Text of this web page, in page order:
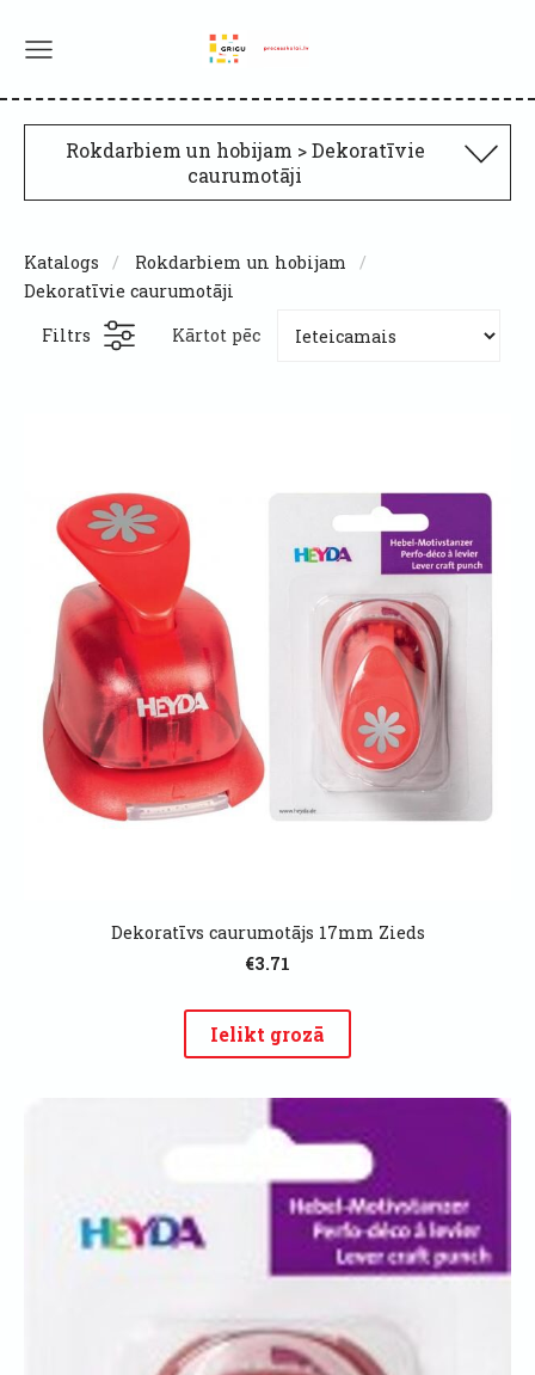
Rokdarbiem un hobijam > Dekoratīvie
caurumotāji
Katalogs
Rokdarbiem un hobijam
Dekoratīvie caurumotāji
Filtrs
Kārtot pēc
Dekoratīvs caurumotājs 17mm Zieds
€3.71
Ielikt grozā